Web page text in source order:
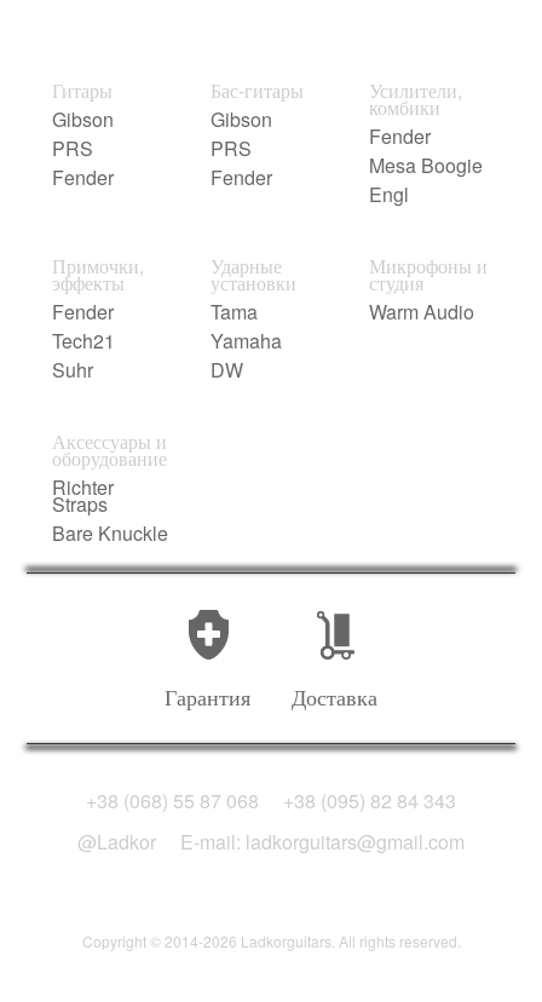
Гитары
Gibson
PRS
Fender
Бас-гитары
Gibson
PRS
Fender
Усилители,
комбики
Fender
Mesa Boogie
Engl
Примочки,
эффекты
Fender
Tech21
Suhr
Ударные
установки
Tama
Yamaha
DW
Микрофоны и
студия
Warm Audio
Аксессуары и
оборудование
Richter
Straps
Bare Knuckle
Гарантия Доставка
+38 (068) 55 87 068
+38 (095) 82 84 343
@Ladkor
E-mail: ladkorguitars@gmail.com
Copyright © 2014-2026 Ladkorguitars. All rights reserved.